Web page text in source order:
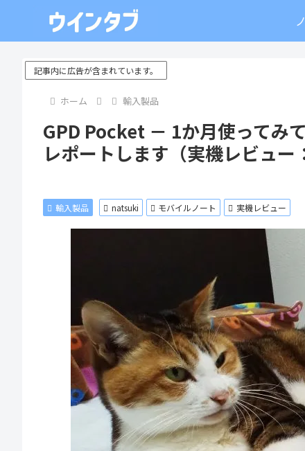
記事内に広告が含まれています。
ホーム 輸入製品
GPD Pocket － 1か月使ってみ
レポートします（実機レビュー
輸入製品 natsuki モバイルノート 実機レビュー